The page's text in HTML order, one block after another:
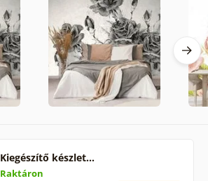
Kiegészítő készlet…
Raktáron